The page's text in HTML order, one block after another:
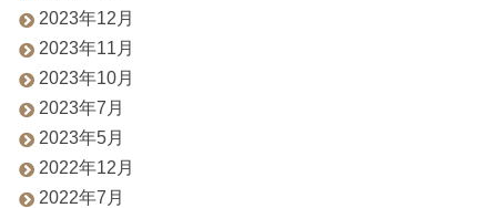
2023年12月
2023年11月
2023年10月
2023年7月
2023年5月
2022年12月
2022年7月